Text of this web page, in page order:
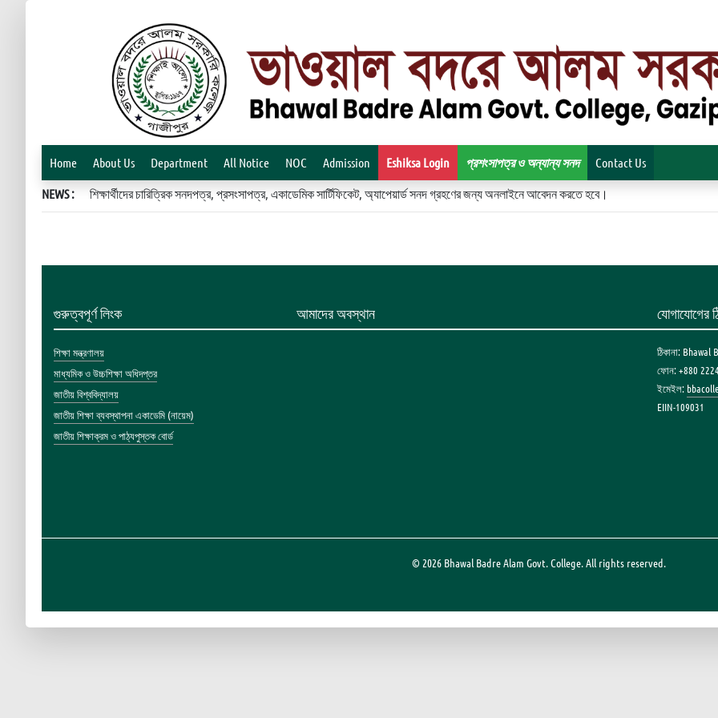
Home About Us Department All Notice NOC Admission Eshiksa Login প্রশংসাপত্র ও অন্যান্য সনদ Contact Us
NEWS : শিক্ষার্থীদের চারিত্রিক সনদপত্র, প্রসংসাপত্র, একাডেমিক সার্টিফিকেট, অ্যাপেয়ার্ড সনদ গ্রহণের জন্য অনলাইনে আবেদন করতে হবে।
গুরুত্বপূর্ণ লিংক
শিক্ষা মন্ত্রণালয়
মাধ্যমিক ও উচ্চশিক্ষা অধিদপ্তর
জাতীয় বিশ্ববিদ্যালয়
জাতীয় শিক্ষা ব্যবস্থাপনা একাডেমি (নায়েম)
জাতীয় শিক্ষাক্রম ও পাঠ্যপুস্তক বোর্ড
আমাদের অবস্থান যোগাযোগের
ঠিকানা:
ফোন: +880
ইমেইল:
EIIN-109031
© 2026 Bhawal Badre Alam Govt. College. All rights reserved.